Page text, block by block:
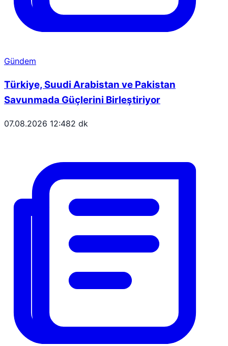
Gündem
Türkiye, Suudi Arabistan ve Pakistan
Savunmada Güçlerini Birleştiriyor
07.08.2026 12:482 dk